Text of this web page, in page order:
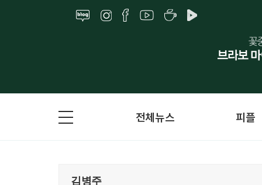
전체뉴스 피플